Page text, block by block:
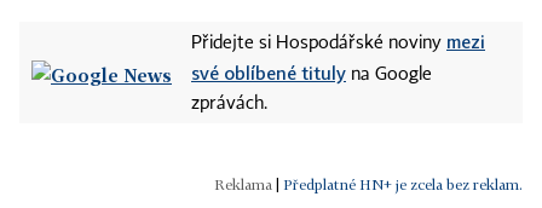
Přidejte si Hospodářské noviny mezi
své oblíbené tituly na Google
zprávách.
Předplatné HN+ je zcela bez reklam.